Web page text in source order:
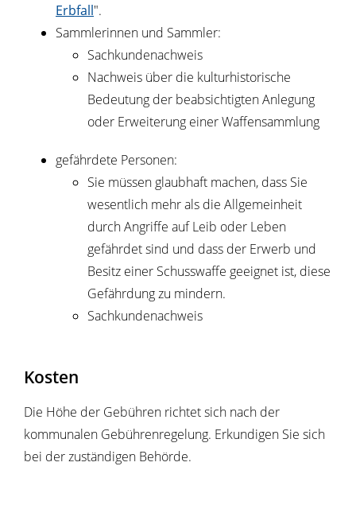
Erbfall".
Sammlerinnen und Sammler:
Sachkundenachweis
Nachweis über die kulturhistorische
Bedeutung der beabsichtigten Anlegung
oder Erweiterung einer Waffensammlung
gefährdete Personen:
Sie müssen glaubhaft machen, dass Sie
wesentlich mehr als die Allgemeinheit
durch Angriffe auf Leib oder Leben
gefährdet sind und dass der Erwerb und
Besitz einer Schusswaffe geeignet ist, diese
Gefährdung zu mindern.
Sachkundenachweis
Kosten
Die Höhe der Gebühren richtet sich nach der
kommunalen Gebührenregelung. Erkundigen Sie sich
bei der zuständigen Behörde.